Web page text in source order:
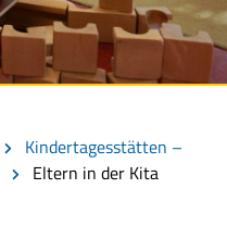
Kindertagesstätten –
Eltern in der Kita